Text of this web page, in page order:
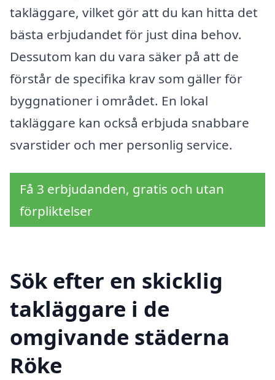
takläggare, vilket gör att du kan hitta det
bästa erbjudandet för just dina behov.
Dessutom kan du vara säker på att de
förstår de specifika krav som gäller för
byggnationer i området. En lokal
takläggare kan också erbjuda snabbare
svarstider och mer personlig service.
Få 3 erbjudanden, gratis och utan
förpliktelser
Sök efter en skicklig
takläggare i de
omgivande städerna
Röke